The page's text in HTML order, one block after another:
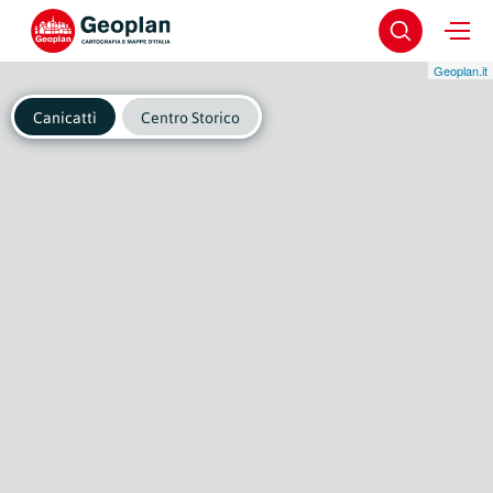
Geoplan.it
Canicattì Centro Storico